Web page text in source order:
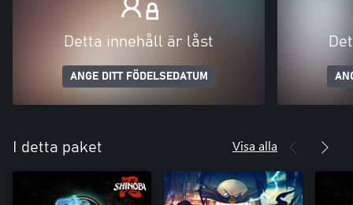
Detta innehåll är låst
ANGE DITT FÖDELSEDATUM
I detta paket Visa alla